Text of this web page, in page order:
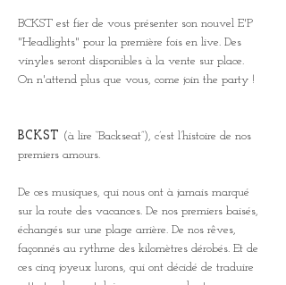
BCKST est fier de vous présenter son nouvel E'P
"Headlights" pour la première fois en live. Des
vinyles seront disponibles à la vente sur place.
On n'attend plus que vous, come join the party !
BCKST (à lire “Backseat”), c’est l’histoire de nos
premiers amours.
De ces musiques, qui nous ont à jamais marqué
sur la route des vacances. De nos premiers baisés,
échangés sur une plage arrière. De nos rêves,
façonnés au rythme des kilomètres dérobés. Et de
ces cinq joyeux lurons, qui ont décidé de traduire